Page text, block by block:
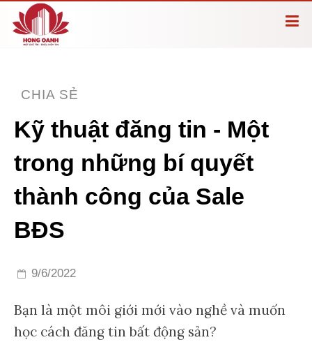
CHIA SẺ
Kỹ thuật đăng tin - Một
trong những bí quyết
thành công của Sale
BĐS
9/6/2022
Bạn là một môi giới mới vào nghề và muốn
học cách đăng tin bất động sản?